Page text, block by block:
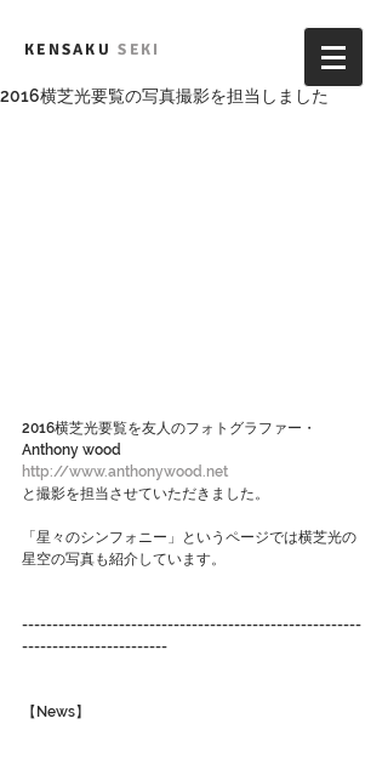
KENSAKUSEKI
2016横芝光要覧の写真撮影を担当しました
2016横芝光要覧を友人のフォトグラファー・
Anthony wood
http://www.anthonywood.net
と撮影を担当させていただきました。
「星々のシンフォニー」というページでは横芝光の
星空の写真も紹介しています。
--------------------------------------------------------
------------------------
【News】